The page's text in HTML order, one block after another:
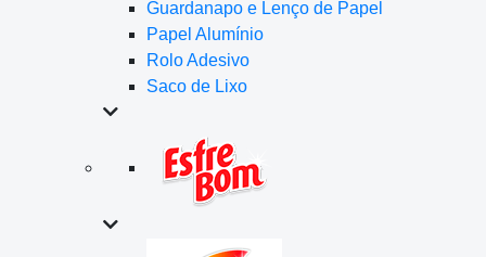
Guardanapo e Lenço de Papel
Papel Alumínio
Rolo Adesivo
Saco de Lixo